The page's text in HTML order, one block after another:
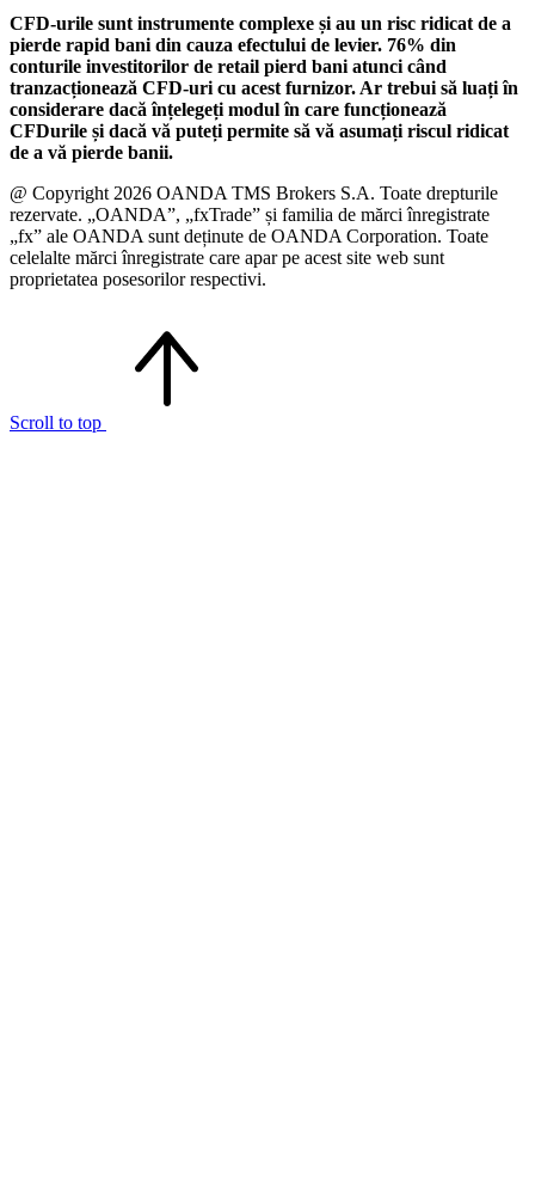
CFD-urile sunt instrumente complexe și au un risc ridicat de a
pierde rapid bani din cauza efectului de levier. 76% din
conturile investitorilor de retail pierd bani atunci când
tranzacționează CFD-uri cu acest furnizor. Ar trebui să luați în
considerare dacă înțelegeți modul în care funcționează
CFDurile și dacă vă puteți permite să vă asumați riscul ridicat
de a vă pierde banii.
@ Copyright 2026 OANDA TMS Brokers S.A. Toate drepturile
rezervate. „OANDA”, „fxTrade” și familia de mărci înregistrate
„fx” ale OANDA sunt deținute de OANDA Corporation. Toate
celelalte mărci înregistrate care apar pe acest site web sunt
proprietatea posesorilor respectivi.
Scroll to top